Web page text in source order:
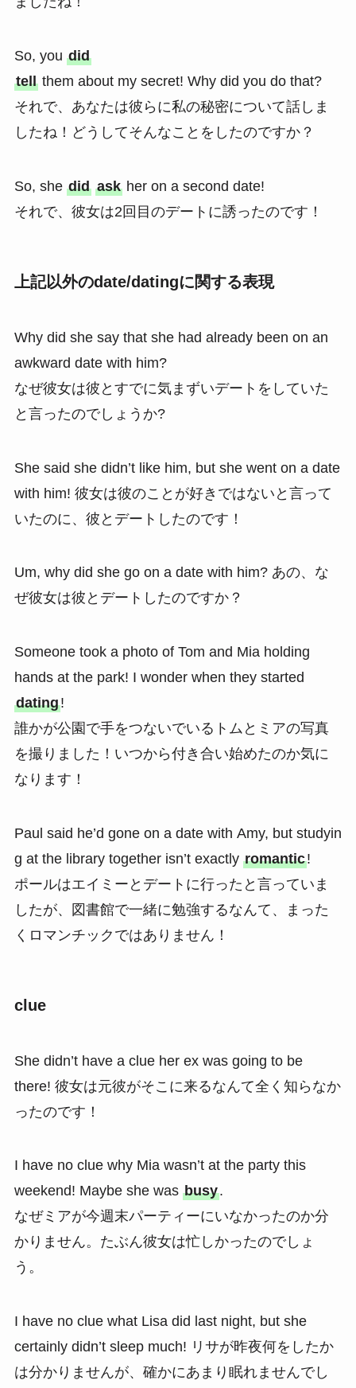
So, you did
tellthem about my secret! Why did you do that?
それで、あなたは彼らに私の秘密について話しま
したね！どうしてそんなことをしたのですか？
So, she did askher on a second date!
それで、彼女は2回目のデートに誘ったのです！
上記以外のdate/datingに関する表現
Why did she say that she had already been on an
awkward date with him?
なぜ彼女は彼とすでに気まずいデートをしていた
と言ったのでしょうか?
She said she didn’t like him, but she went on a date
with him! 彼女は彼のことが好きではないと言って
いたのに、彼とデートしたのです！
Um, why did she go on a date with him? あの、な
ぜ彼女は彼とデートしたのですか？
Someone took a photo of Tom and Mia holding
hands at the park! I wonder when they started
dating!
誰かが公園で手をつないでいるトムとミアの写真
を撮りました！いつから付き合い始めたのか気に
なります！
Paul said he’d gone on a date with Amy, but studyin
g at the library together isn’t exactly romantic!
ポールはエイミーとデートに行ったと言っていま
したが、図書館で一緒に勉強するなんて、まった
くロマンチックではありません！
clue
She didn’t have a clue her ex was going to be
there! 彼女は元彼がそこに来るなんて全く知らなか
ったのです！
I have no clue why Mia wasn’t at the party this
weekend! Maybe she was busy.
なぜミアが今週末パーティーにいなかったのか分
かりません。たぶん彼女は忙しかったのでしょ
う。
I have no clue what Lisa did last night, but she
certainly didn’t sleep much! リサが昨夜何をしたか
は分かりませんが、確かにあまり眠れませんでし